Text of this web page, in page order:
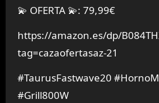
💫 OFERTA 💫: 79,99€
https://amazon.es/dp/
tag=cazaofertasaz-21
#TaurusFastwave20
#Grill800W